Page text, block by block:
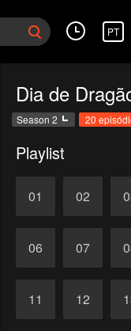
PT
Dia de
Season 2 20
Playlist
01 02
06 07
11 12